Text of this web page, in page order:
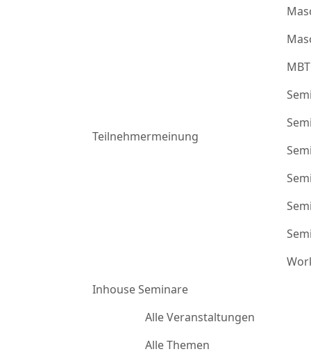
Teilnehmermeinung
Inhouse Seminare
Alle Veranstaltungen
Alle Themen